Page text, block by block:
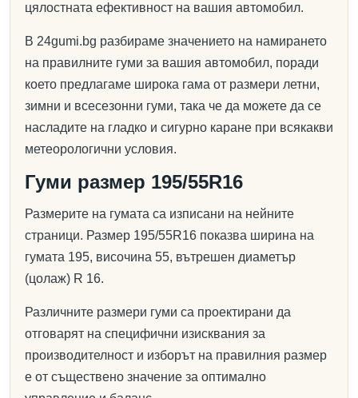
цялостната ефективност на вашия автомобил.
В 24gumi.bg разбираме значението на намирането
на правилните гуми за вашия автомобил, поради
което предлагаме широка гама от размери летни,
зимни и всесезонни гуми, така че да можете да се
насладите на гладко и сигурно каране при всякакви
метеорологични условия.
Гуми размер 195/55R16
Размерите на гумата са изписани на нейните
страници. Размер 195/55R16 показва ширина на
гумата 195, височина 55, вътрешен диаметър
(цолаж) R 16.
Различните размери гуми са проектирани да
отговарят на специфични изисквания за
производителност и изборът на правилния размер
е от съществено значение за оптимално